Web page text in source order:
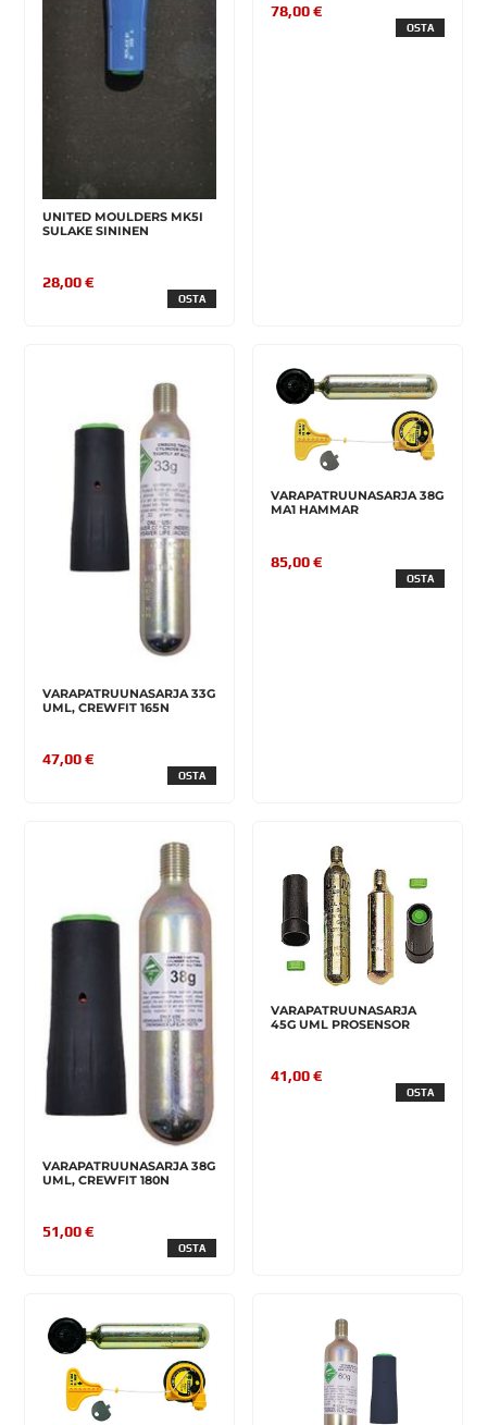
UNITED MOULDERS MK5I
SULAKE SININEN
28,00 €
OSTA
78,00 €
OSTA
VARAPATRUUNASARJA 33G
UML, CREWFIT 165N
47,00 €
OSTA
VARAPATRUUNASARJA 38G
MA1 HAMMAR
85,00 €
OSTA
VARAPATRUUNASARJA 38G
UML, CREWFIT 180N
51,00 €
OSTA
VARAPATRUUNASARJA
45G UML PROSENSOR
41,00 €
OSTA